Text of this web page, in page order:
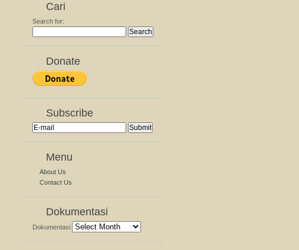
Cari
Search for:
Donate
Subscribe
Menu
About Us
Contact Us
Dokumentasi
Dokumentasi